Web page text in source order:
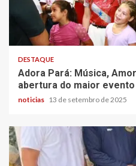
DESTAQUE
Adora Pará: Música,
abertura do maior
noticias 13 de setembro de 2025